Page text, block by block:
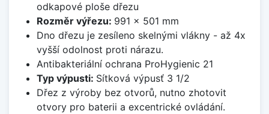
odkapové ploše dřezu
Rozměr výřezu: 991 x 501 mm
Dno dřezu je zesíleno skelnými vlákny - až 4x
vyšší odolnost proti nárazu.
Antibakteriální ochrana ProHygienic 21
Typ výpusti: Sítková výpusť 3 1/2
Dřez z výroby bez otvorů, nutno zhotovit
otvory pro baterii a excentrické ovládání.